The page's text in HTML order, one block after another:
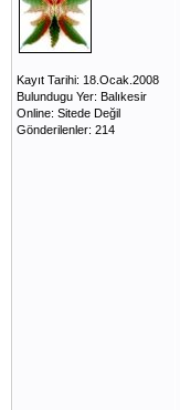
Kayıt Tarihi: 18.Ocak.2008
Bulundugu Yer: Balıkesir
Online: Sitede Değil
Gönderilenler: 214